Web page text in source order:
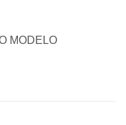
MODELO